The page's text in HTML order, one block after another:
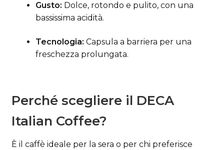
Gusto: Dolce, rotondo e pulito, con una
bassissima acidità.
Tecnologia: Capsula a barriera per una
freschezza prolungata.
Perché scegliere il DECA
Italian Coffee?
È il caffè ideale per la sera o per chi preferisce